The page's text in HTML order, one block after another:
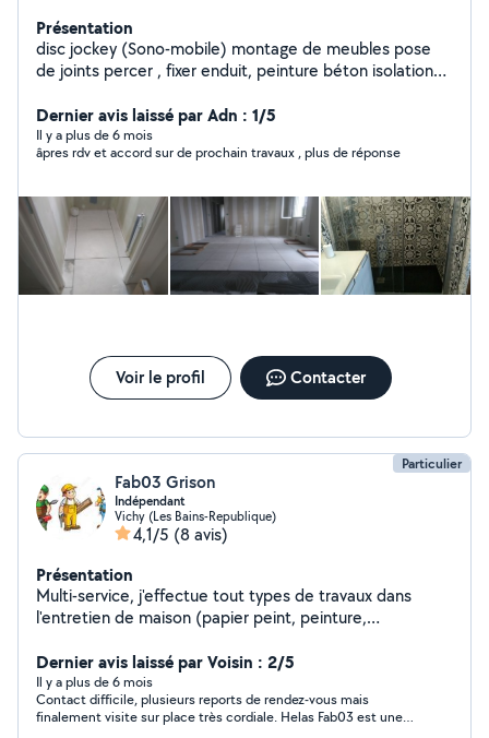
Présentation
disc jockey (Sono-mobile) montage de meubles pose
de joints percer , fixer enduit, peinture béton isolation
vidange voiture
Dernier avis laissé par Adn : 1/5
Il y a plus de 6 mois
âpres rdv et accord sur de prochain travaux , plus de réponse
Voir le profil Contacter
Particulier
Fab03 Grison
Indépendant
Vichy (Les Bains-Republique)
4,1/5 (8 avis)
Présentation
Multi-service, j'effectue tout types de travaux dans
l'entretien de maison (papier peint, peinture,
CESU A vôtre service
Dernier avis laissé par Voisin : 2/5
Il y a plus de 6 mois
Contact difficile, plusieurs reports de rendez-vous mais
finalement visite sur place très cordiale. Helas Fab03 est une